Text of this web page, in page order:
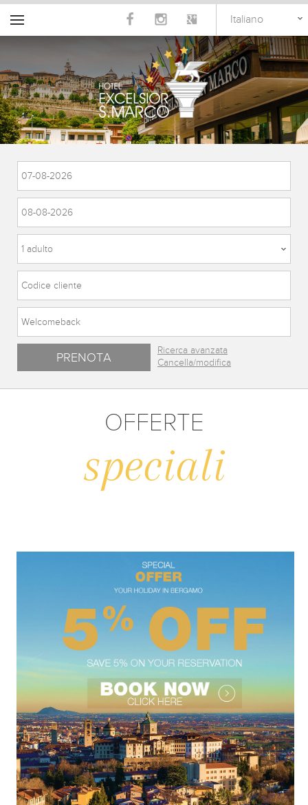
Italiano
Ricerca avanzata
Cancella/modifica
OFFERTE
speciali